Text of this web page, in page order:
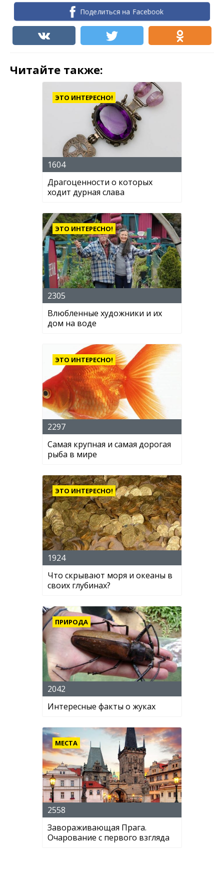
Поделиться на Facebook
Читайте также:
ЭТО ИНТЕРЕСНО!
1604
Драгоценности о которых
ходит дурная слава
ЭТО ИНТЕРЕСНО!
2305
Влюбленные художники и их
дом на воде
ЭТО ИНТЕРЕСНО!
2297
Самая крупная и самая дорогая
рыба в мире
ЭТО ИНТЕРЕСНО!
1924
Что скрывают моря и океаны в
своих глубинах?
ПРИРОДА
2042
Интересные факты о жуках
МЕСТА
2558
Завораживающая Прага.
Очарование с первого взгляда